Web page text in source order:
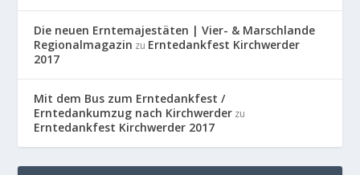
Die neuen Erntemajestäten | Vier- & Marschlande
Regionalmagazin zu Erntedankfest Kirchwerder
2017
Mit dem Bus zum Erntedankfest /
Erntedankumzug nach Kirchwerder zu
Erntedankfest Kirchwerder 2017